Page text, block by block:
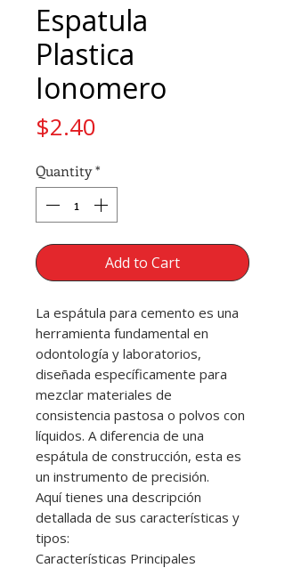
Espatula
Plastica
Ionomero
$2.40
Quantity*
Add to Cart
La espátula para cemento es una
herramienta fundamental en
odontología y laboratorios,
diseñada específicamente para
mezclar materiales de
consistencia pastosa o polvos con
líquidos. A diferencia de una
espátula de construcción, esta es
un instrumento de precisión.
Aquí tienes una descripción
detallada de sus características y
tipos:
Características Principales